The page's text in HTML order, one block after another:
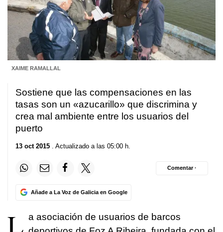
XAIME RAMALLAL
Sostiene que las compensaciones en las
tasas son un «azucarillo» que discrimina y
crea mal ambiente entre los usuarios del
puerto
13 oct 2015 . Actualizado a las 05:00 h.
Añade a La Voz de Galicia en Google
Comentar ·
L a asociación de usuarios de barcos